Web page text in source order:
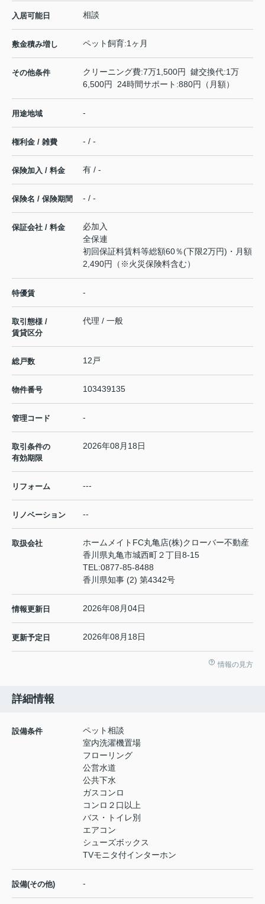
入居可能日 相談
敷金積み増し ペット飼育:1ヶ月
その他条件
クリーニング費:7万1,500円 鍵交換代:1万
6,500円 24時間サポート:880円（月額）
用途地域 -
権利金 / 雑費 - / -
保険加入 / 料金 有 / -
保険名 / 保険期間 - / -
保証会社 / 料金
必加入
全保連
初回保証料賃料等総額60％(下限2万円)・月額
2,490円（※火災保険料含む）
特優賃 -
取引態様 /
賃貸区分
代理 / 一般
総戸数 12戸
物件番号 103439135
管理コード -
取引条件の
有効期限
2026年08月18日
リフォーム ---
リノベーション --
取扱会社
ホームメイトFC丸亀店(株)クローバー不動産
香川県丸亀市城西町２丁目8-15
TEL:0877-85-8488
香川県知事 (2) 第4342号
情報更新日 2026年08月04日
更新予定日 2026年08月18日
情報の見方
詳細情報
設備条件
ペット相談
室内洗濯機置場
フローリング
公営水道
公共下水
ガスコンロ
コンロ２口以上
バス・トイレ別
エアコン
シューズボックス
TVモニタ付インターホン
設備(その他) -